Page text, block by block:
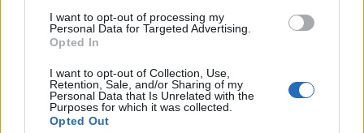
I want to opt-out of processing my
Personal Data for Targeted Advertising.
Opted In
I want to opt-out of Collection, Use,
Retention, Sale, and/or Sharing of my
Personal Data that Is Unrelated with the
Purposes for which it was collected.
Opted Out
ψυχολογικής και σωματικής- για τα οποία μάλιστα
τούς συμπεριέλαβε στις καμπάνιες
προηγούμενων ετών για τη «βία στη λευκή
μπλούζα».
Ως άμεσοι συνεργάτες των ιατρών, οι